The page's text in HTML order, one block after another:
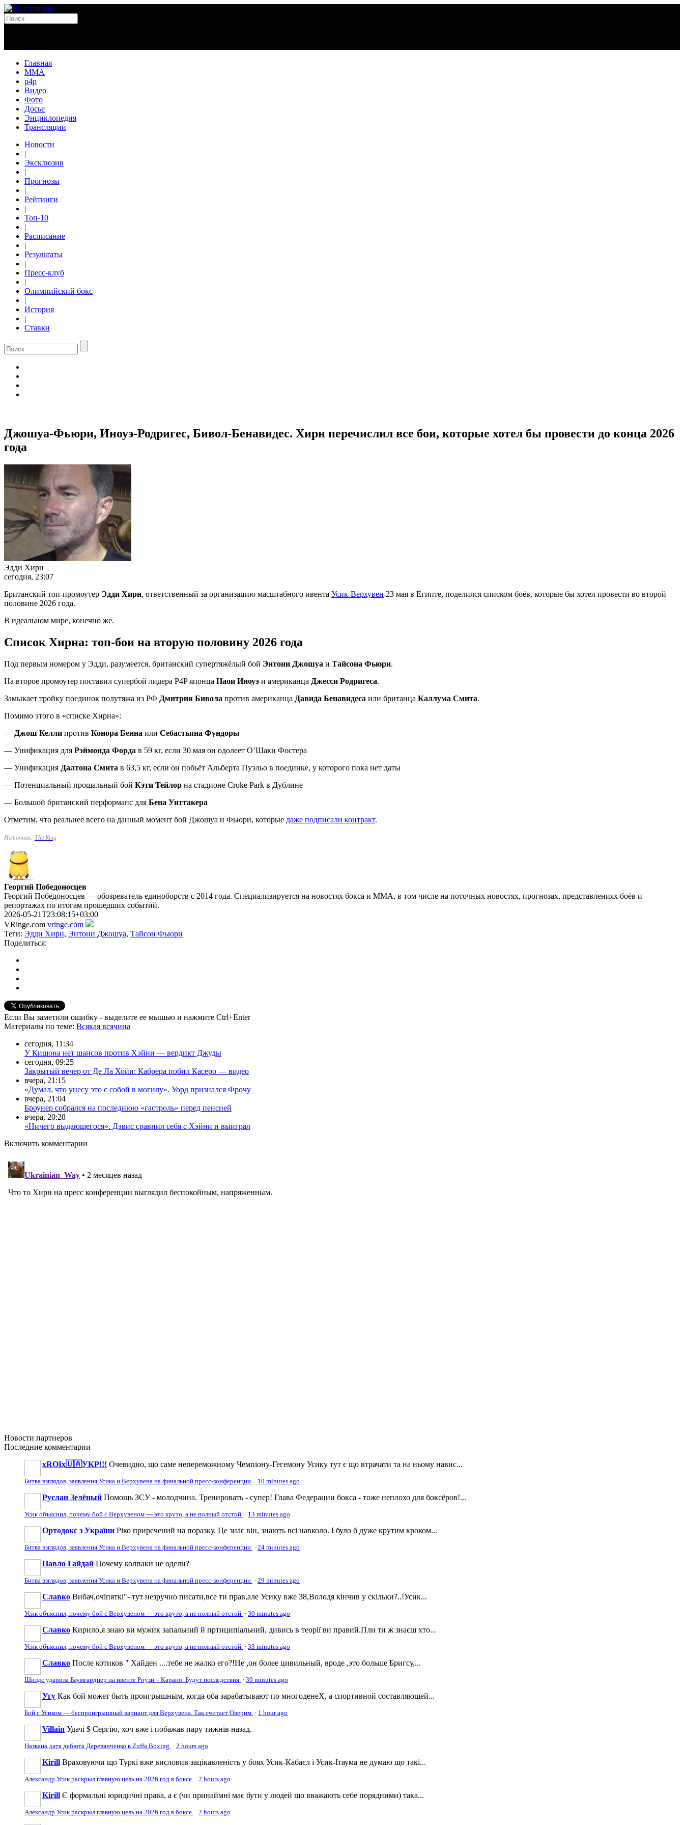
Главная
MMA
p4p
Видео
Фото
Досье
Энциклопедия
Трансляции
Новости
|
Эксклюзив
|
Прогнозы
|
Рейтинги
|
Топ-10
|
Расписание
|
Результаты
|
Пресс-клуб
|
Олимпийский бокс
|
История
|
Ставки
Джошуа-Фьюри, Иноуэ-Родригес, Бивол-Бенавидес. Хирн перечислил все бои, которые хотел бы провести до конца 2026
года
Эдди Хирн
сегодня, 23:07
Британский топ-промоутер Эдди Хирн, ответственный за организацию масштабного ивента Усик-Верхувен 23 мая в Египте, поделился списком боёв, которые бы хотел провести во второй
половине 2026 года.
В идеальном мире, конечно же.
Список Хирна: топ-бои на вторую половину 2026 года
Под первым номером у Эдди, разумеется, британский супертяжёлый бой Энтони Джошуа и Тайсона Фьюри.
На второе промоутер поставил супербой лидера P4P японца Наои Иноуэ и американца Джесси Родригеса.
Замыкает тройку поединок полутяжа из РФ Дмитрия Бивола против американца Давида Бенавидеса или британца Каллума Смита.
Помимо этого в «списке Хирна»:
— Джош Келли против Конора Бенна или Себастьяна Фундоры
— Унификация для Рэймонда Форда в 59 кг, если 30 мая он одолеет О’Шаки Фостера
— Унификация Далтона Смита в 63,5 кг, если он побьёт Альберта Пуэльо в поединке, у которого пока нет даты
— Потенциальный прощальный бой Кэти Тейлор на стадионе Croke Park в Дублине
— Большой британский перформанс для Бена Уиттакера
Отметим, что реальнее всего на данный момент бой Джошуа и Фьюри, которые даже подписали контракт.
Источник: The Ring
Георгий Победоносцев
Георгий Победоносцев — обозреватель единоборств с 2014 года. Специализируется на новостях бокса и ММА, в том числе на поточных новостях, прогнозах, представлениях боёв и
репортажах по итогам прошедших событий.
2026-05-21T23:08:15+03:00
VRinge.com vringe.com
Теги: Эдди Хирн, Энтони Джошуа, Тайсон Фьюри
Поделиться:
Если Вы заметили ошибку - выделите ее мышью и нажмите Ctrl+Enter
Материалы по теме: Всякая всячина
сегодня, 11:34
У Кишона нет шансов против Хэйни — вердикт Джуды
сегодня, 09:25
Закрытый вечер от Де Ла Хойи: Кабрера побил Касеро — видео
вчера, 21:15
«Думал, что унесу это с собой в могилу». Уорд признался Фрочу
вчера, 21:04
Броунер собрался на последнюю «гастроль» перед пенсией
вчера, 20:28
«Ничего выдающегося». Дэвис сравнил себя с Хэйни и выиграл
Включить комментарии
Новости партнеров
Последние комментарии
xROIx🇺🇦УКР!!! Очевидно, що саме непереможному Чемпіону-Гегемону Усику тут є що втрачати та на ньому навис...
Битва взглядов, заявления Усика и Верхувена на финальной пресс-конференции · 10 minutes ago
Руслан Зелёный Помощь ЗСУ - молодчина. Тренировать - супер! Глава Федерации бокса - тоже неплохо для боксёров!...
Усик объяснил, почему бой с Верхувеном — это круто, а не полный отстой · 13 minutes ago
Ортодокс з України Ріко приречений на поразку. Це знає він, знають всі навколо. І було б дуже крутим кроком...
Битва взглядов, заявления Усика и Верхувена на финальной пресс-конференции · 24 minutes ago
Павло Гайдай Почему колпаки не одели?
Битва взглядов, заявления Усика и Верхувена на финальной пресс-конференции · 29 minutes ago
Славко Вибач,очіпяткі"- тут незручно писати,все ти прав,але Усику вже 38,Володя кінчив у скільки?..!Усик...
Усик объяснил, почему бой с Верхувеном — это круто, а не полный отстой · 30 minutes ago
Славко Кирило,я знаю ви мужик запальний й пртнципіальний, дивись в теорії ви правий.Плн ти ж знаєш хто...
Усик объяснил, почему бой с Верхувеном — это круто, а не полный отстой · 33 minutes ago
Славко После котиков " Хайден ....тебе не жалко его?!Не ,он более цивильный, вроде ,это больше Бригсу,...
Шилдс ударила Баумгарднер на ивенте Роузи – Карано. Будут последствия · 39 minutes ago
Угу Как бой может быть проигрышным, когда оба зарабатывают по многоденеХ, а спортивной составляющей...
Бой с Усиком — беспроигрышный вариант для Верхувена. Так считает Оверим · 1 hour ago
Villain Удачі $ Сергію, хоч вже і побажав пару тижнів назад.
Названа дата дебюта Деревянченко в Zuffa Boxing · 2 hours ago
Kirill Враховуючи що Туркі вже висловив зацікавленість у боях Усик-Кабаєл і Усик-Ітаума не думаю що такі...
Александр Усик раскрыл главную цель на 2026 год в боксе · 2 hours ago
Kirill Є формальні юридичні права, а є (чи принаймні має бути у людей що вважають себе порядними) така...
Александр Усик раскрыл главную цель на 2026 год в боксе · 2 hours ago